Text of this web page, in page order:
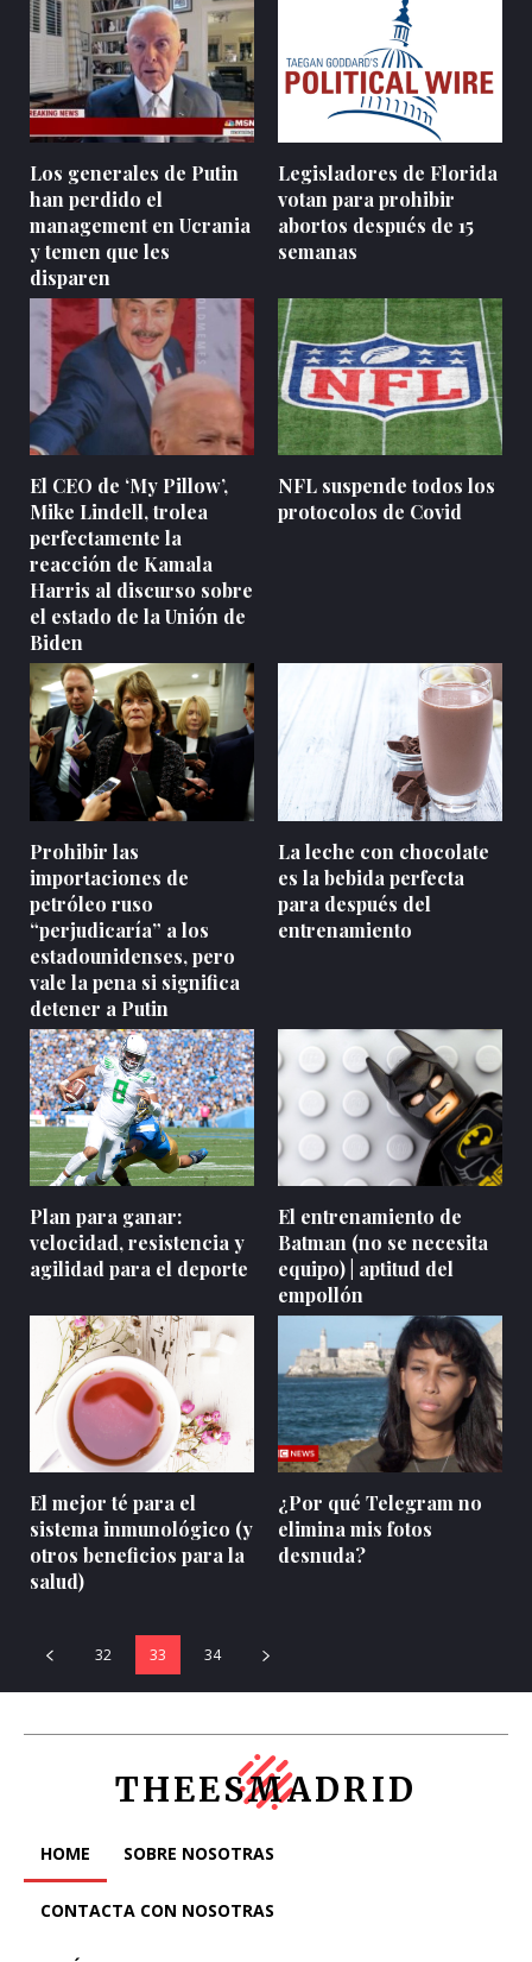
Los generales de Putin
han perdido el
management en Ucrania
y temen que les
disparen
Legisladores de Florida
votan para prohibir
abortos después de 15
semanas
El CEO de ‘My Pillow’,
Mike Lindell, trolea
perfectamente la
reacción de Kamala
Harris al discurso sobre
el estado de la Unión de
Biden
NFL suspende todos los
protocolos de Covid
Prohibir las
importaciones de
petróleo ruso
“perjudicaría” a los
estadounidenses, pero
vale la pena si significa
detener a Putin
La leche con chocolate
es la bebida perfecta
para después del
entrenamiento
Plan para ganar:
velocidad, resistencia y
agilidad para el deporte
El entrenamiento de
Batman (no se necesita
equipo) | aptitud del
empollón
El mejor té para el
sistema inmunológico (y
otros beneficios para la
salud)
¿Por qué Telegram no
elimina mis fotos
desnuda?
32 33 34
THEESMADRID
HOME SOBRE NOSOTRAS
CONTACTA CON NOSOTRAS